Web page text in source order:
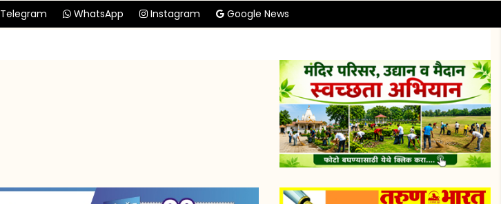
Telegram WhatsApp Instagram Google News